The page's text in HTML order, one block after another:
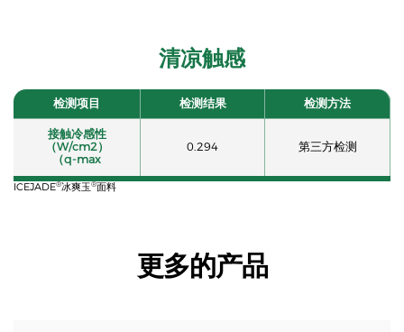
清凉触感
检测项目 检测结果 检测方法
接触冷感性
（W/cm2）
（q-max
0.294 第三方检测
ICEJADE®冰爽玉®面料
更多的产品